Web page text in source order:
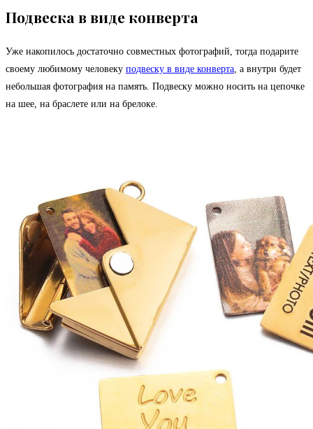
Подвеска в виде конверта
Уже накопилось достаточно совместных фотографий, тогда подарите
своему любимому человеку подвеску в виде конверта , а внутри будет
небольшая фотография на память. Подвеску можно носить на цепочке
на шее, на браслете или на брелоке.